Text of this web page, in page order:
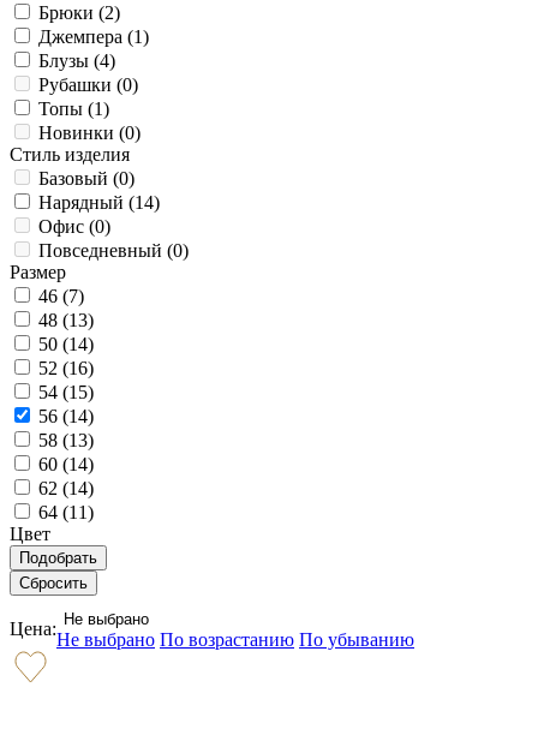
Брюки (2)
Джемпера (1)
Блузы (4)
Рубашки (0)
Топы (1)
Новинки (0)
Стиль изделия
Базовый (0)
Нарядный (14)
Офис (0)
Повседневный (0)
Размер
46 (7)
48 (13)
50 (14)
52 (16)
54 (15)
56 (14)
58 (13)
60 (14)
62 (14)
64 (11)
Цвет
Цена: Не выбрано
Не выбрано По возрастанию По убыванию